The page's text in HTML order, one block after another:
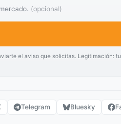
(opcional)
el aviso que solicitas.
Telegram Bluesky